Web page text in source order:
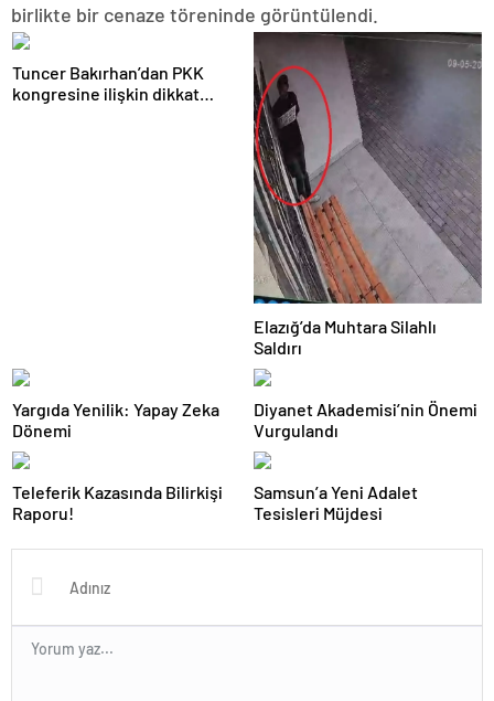
birlikte bir cenaze töreninde görüntülendi.
Tuncer Bakırhan’dan PKK
kongresine ilişkin dikkat
Elazığ’da Muhtara Silahlı
Saldırı
Yargıda Yenilik: Yapay Zeka
Dönemi
Diyanet Akademisi’nin Önemi
Vurgulandı
Teleferik Kazasında Bilirkişi
Raporu!
Samsun’a Yeni Adalet
Tesisleri Müjdesi